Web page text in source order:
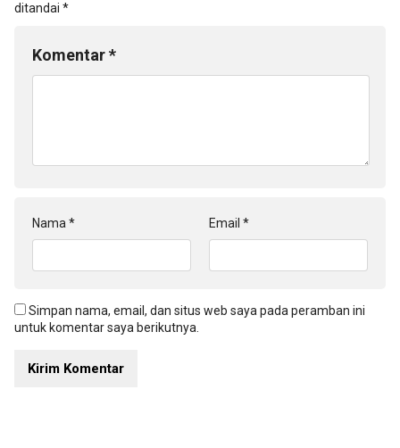
ditandai *
Komentar*
Nama* Email *
Simpan nama, email, dan situs web saya pada peramban ini
untuk komentar saya berikutnya.